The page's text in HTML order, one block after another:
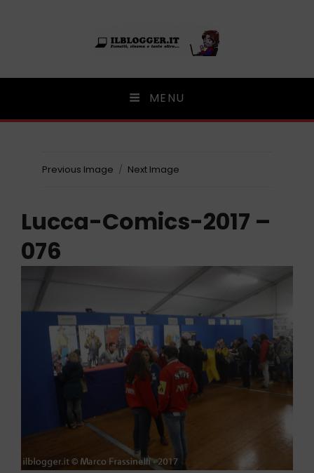
Ilblogger.it
Il portalino di blog | MENU
Previous Image Next Image
Lucca-Comics-2017 –
076